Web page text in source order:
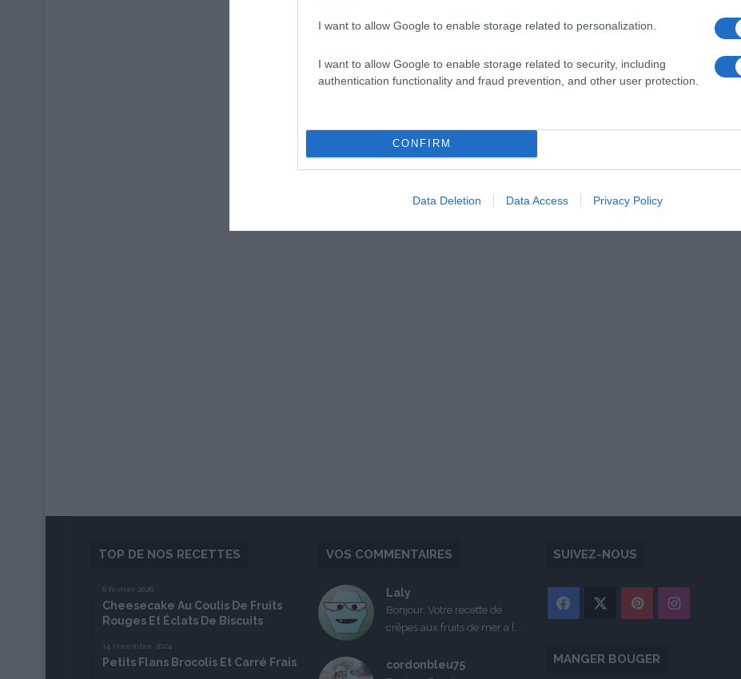
I want to allow Google to enable storage related to personalization.
I want to allow Google to enable storage related to security, including
authentication functionality and fraud prevention, and other user protection.
CONFIRM
Data Deletion Data Access Privacy Policy
TOP DE NOS RECETTES
6 février 2026
Cheesecake Au Coulis De Fruits
Rouges Et Éclats De Biscuits
14 novembre 2024
Petits Flans Brocolis Et Carré Frais
VOS COMMENTAIRES
Laly
Bonjour, Votre recette de
crêpes aux fruits de mer a l...
cordonbleu75
SUIVEZ-NOUS
Facebook PinterestInstagram
MANGER BOUGER